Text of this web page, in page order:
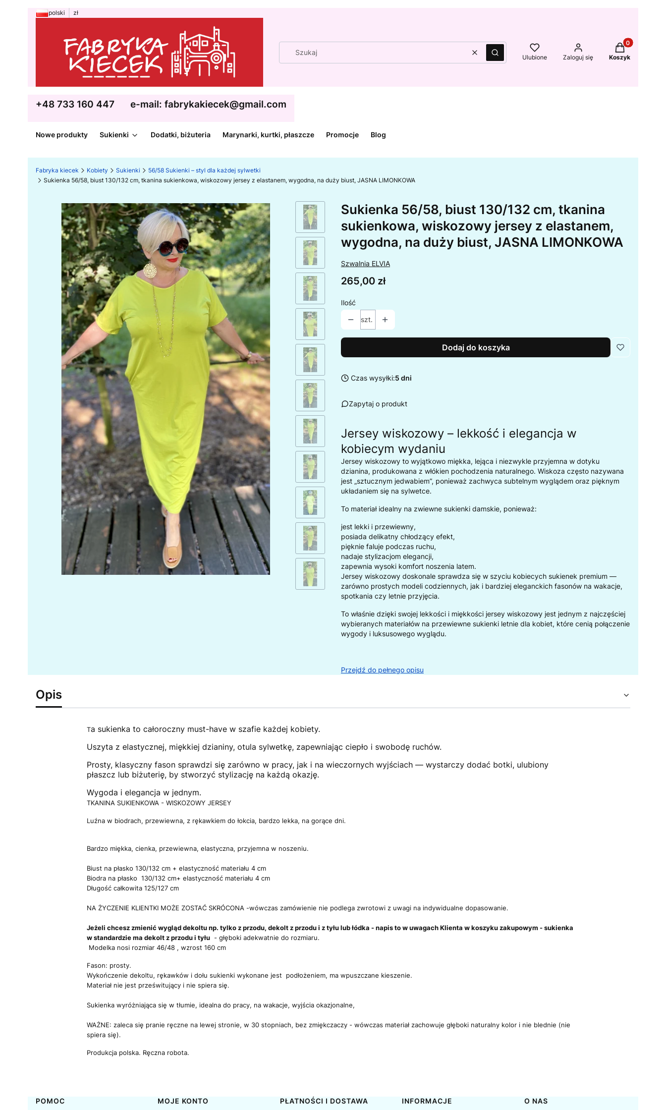
polski zł
WyczyśćSzukaj Ulubione Zaloguj się
Produkty w
Koszyk
+48 733 160 447 e-mail: fabrykakiecek@gmail.com
Nowe produkty Sukienki Dodatki, biżuteria Marynarki, kurtki, płaszcze Promocje Blog
Fabryka kiecek Kobiety Sukienki
56/58 Sukienki – styl dla każdej sylwetki
Sukienka 56/58, biust 130/132 cm, tkanina sukienkowa, wiskozowy jersey z elastanem, wygodna, na duży biust, JASNA LIMONKOWA
Sukienka 56/58, biust 130/132 cm, tkanina
sukienkowa, wiskozowy jersey z elastanem,
wygodna, na duży biust, JASNA LIMONKOWA
Szwalnia ELVIA
Cena
265,00 zł
Ilość
szt.
Dodaj do koszyka
Czas wysyłki:5 dni
Zapytaj o produkt
Jersey wiskozowy – lekkość i elegancja w
kobiecym wydaniu
Jersey wiskozowy to wyjątkowo miękka, lejąca i niezwykle przyjemna w dotyku
dzianina, produkowana z włókien pochodzenia naturalnego. Wiskoza często nazywana
jest „sztucznym jedwabiem”, ponieważ zachwyca subtelnym wyglądem oraz pięknym
układaniem się na sylwetce.
To materiał idealny na zwiewne sukienki damskie, ponieważ:
jest lekki i przewiewny,
posiada delikatny chłodzący efekt,
pięknie faluje podczas ruchu,
nadaje stylizacjom elegancji,
zapewnia wysoki komfort noszenia latem.
Jersey wiskozowy doskonale sprawdza się w szyciu kobiecych sukienek premium —
zarówno prostych modeli codziennych, jak i bardziej eleganckich fasonów na wakacje,
spotkania czy letnie przyjęcia.
To właśnie dzięki swojej lekkości i miękkości jersey wiskozowy jest jednym z najczęściej
wybieranych materiałów na przewiewne sukienki letnie dla kobiet, które cenią połączenie
wygody i luksusowego wyglądu.
Przejdź do pełnego opisu
Opis
Ta sukienka to całoroczny must-have w szafie każdej kobiety.
Uszyta z elastycznej, miękkiej dzianiny, otula sylwetkę, zapewniając ciepło i swobodę ruchów.
Prosty, klasyczny fason sprawdzi się zarówno w pracy, jak i na wieczornych wyjściach — wystarczy dodać botki, ulubiony
płaszcz lub biżuterię, by stworzyć stylizację na każdą okazję.
Wygoda i elegancja w jednym.
TKANINA SUKIENKOWA - WISKOZOWY JERSEY
Luźna w biodrach, przewiewna, z rękawkiem do łokcia, bardzo lekka, na gorące dni.
Bardzo miękka, cienka, przewiewna, elastyczna, przyjemna w noszeniu.
Biust na płasko 130/132 cm + elastyczność materiału 4 cm
Biodra na płasko 130/132 cm+ elastyczność materiału 4 cm
Długość całkowita 125/127 cm
NA ŻYCZENIE KLIENTKI MOŻE ZOSTAĆ SKRÓCONA -wówczas zamówienie nie podlega zwrotowi z uwagi na indywidualne dopasowanie.
Jeżeli chcesz zmienić wygląd dekoltu np. tylko z przodu, dekolt z przodu i z tyłu lub łódka - napis to w uwagach Klienta w koszyku zakupowym - sukienka
w standardzie ma dekolt z przodu i tyłu- głęboki adekwatnie do rozmiaru.
Modelka nosi rozmiar 46/48 , wzrost 160 cm
Fason: prosty.
Wykończenie dekoltu, rękawków i dołu sukienki wykonane jest podłożeniem, ma wpuszczane kieszenie.
Materiał nie jest prześwitujący i nie spiera się.
Sukienka wyróżniająca się w tłumie, idealna do pracy, na wakacje, wyjścia okazjonalne,
WAŻNE: zaleca się pranie ręczne na lewej stronie, w 30 stopniach, bez zmiękczaczy - wówczas materiał zachowuje głęboki naturalny kolor i nie blednie (nie
spiera się).
Produkcja polska. Ręczna robota.
Linki w stopce
POMOC MOJE KONTO PŁATNOŚCI I DOSTAWA INFORMACJE O NAS